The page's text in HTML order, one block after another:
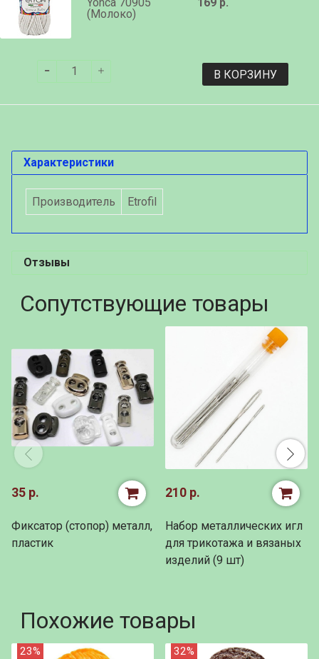
(Молоко)
В КОРЗИНУ
Характеристики
Производитель Etrofil
Отзывы
Сопутствующие товары
35 р.
Фиксатор (стопор) металл,
пластик
210 р.
Набор металлических игл
для трикотажа и вязаных
изделий (9 шт)
Похожие товары
23% 32%